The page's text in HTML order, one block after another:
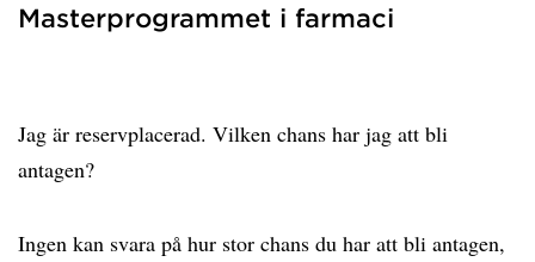
Masterprogrammet i farmaci
Jag är reservplacerad. Vilken chans har jag att bli
antagen?
Ingen kan svara på hur stor chans du har att bli antagen,